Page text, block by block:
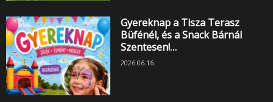
Gyereknap a Tisza Terasz
Büfénél, és a Snack Bárnál
Szentesen!…
2026.06.16.